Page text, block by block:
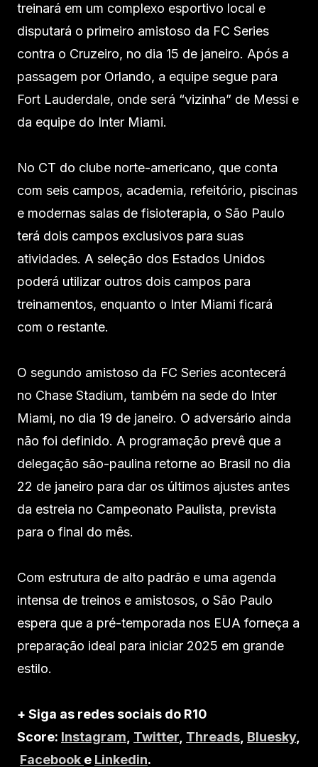
treinará em um complexo esportivo local e
disputará o primeiro amistoso da FC Series
contra o Cruzeiro, no dia 15 de janeiro. Após a
passagem por Orlando, a equipe segue para
Fort Lauderdale, onde será “vizinha” de Messi e
da equipe do Inter Miami.
No CT do clube norte-americano, que conta
com seis campos, academia, refeitório, piscinas
e modernas salas de fisioterapia, o São Paulo
terá dois campos exclusivos para suas
atividades. A seleção dos Estados Unidos
poderá utilizar outros dois campos para
treinamentos, enquanto o Inter Miami ficará
com o restante.
O segundo amistoso da FC Series acontecerá
no Chase Stadium, também na sede do Inter
Miami, no dia 19 de janeiro. O adversário ainda
não foi definido. A programação prevê que a
delegação são-paulina retorne ao Brasil no dia
22 de janeiro para dar os últimos ajustes antes
da estreia no Campeonato Paulista, prevista
para o final do mês.
Com estrutura de alto padrão e uma agenda
intensa de treinos e amistosos, o São Paulo
espera que a pré-temporada nos EUA forneça a
preparação ideal para iniciar 2025 em grande
estilo.
+ Siga as redes sociais do R10
Score: Instagram Twitter Threads Bluesky,
Facebook e Linkedin.